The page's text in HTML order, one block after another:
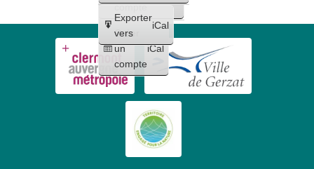
compte
Créer
un
compte
iCal
Exporter
vers
iCal